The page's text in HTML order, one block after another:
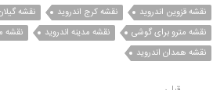
نقشه قزوین اندروید
نقشه کرج اندروید
نقشه
نقشه مترو برای گوشی
نقشه مدینه اندروید نقشه
نقشه همدان اندروید